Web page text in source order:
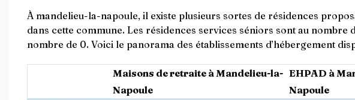
À mandelieu-la-napoule, il existe plusieurs sortes de résidences
dans cette commune. Les résidences services séniors sont au
nombre de 0. Voici le panorama des établissements d’hébergement
Maisons de retraite à Mandelieu-la-
Napoule
EHPAD à
Napoule